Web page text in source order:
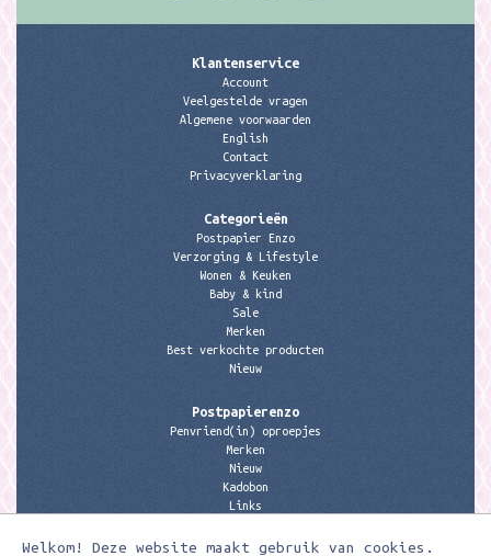
Welkom! Deze website maakt gebruik van cookies.
Klantenservice
Account
Veelgestelde vragen
Algemene voorwaarden
English
Contact
Privacyverklaring
Categorieën
Postpapier Enzo
Verzorging & Lifestyle
Wonen & Keuken
Baby & kind
Sale
Merken
Best verkochte producten
Nieuw
Postpapierenzo
Penvriend(in) oproepjes
Merken
Nieuw
Kadobon
Links
Contactgegevens